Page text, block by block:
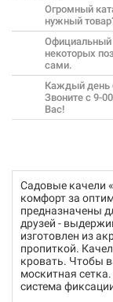
Огромный
нужный
Официальный
некоторых
сами.
Каждый день
Звоните с 9-
Вас!
Садовые качели
комфорт за
предназначены
друзей -
изготовлен из
пропиткой.
кровать. Чтобы
москитная
система